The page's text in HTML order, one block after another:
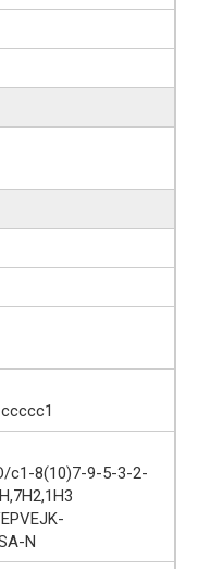
c1-8(10)7-9-5-3-2-
N